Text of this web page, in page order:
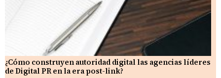
¿Cómo construyen autoridad digital las agencias líderes
de Digital PR en la era post-link?